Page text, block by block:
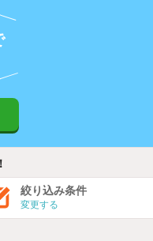
絞り込み条件
変更する